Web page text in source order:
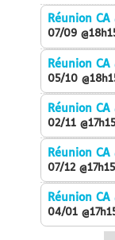
Réunion CA
07/09
Réunion CA
05/10
Réunion CA
02/11
Réunion CA
07/12
Réunion CA
04/01